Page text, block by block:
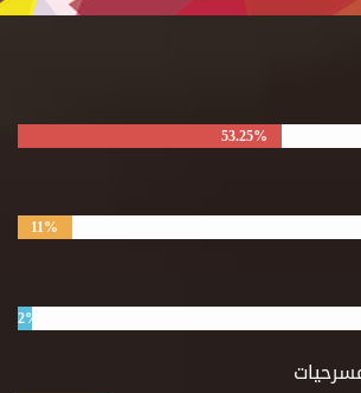
53.25%
11%
2%